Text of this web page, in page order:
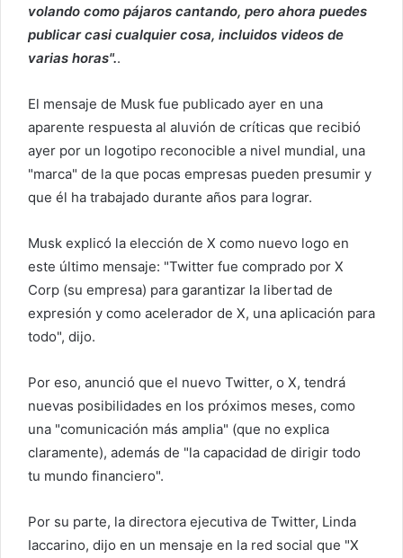
r
ó
c
o
volando como pájaros cantando, pero ahora puedes
publicar casi cualquier cosa, incluidos videos de
varias horas"..
El mensaje de Musk fue publicado ayer en una
aparente respuesta al aluvión de críticas que recibió
ayer por un logotipo reconocible a nivel mundial, una
"marca" de la que pocas empresas pueden presumir y
que él ha trabajado durante años para lograr.
Musk explicó la elección de X como nuevo logo en
este último mensaje: "Twitter fue comprado por X
Corp (su empresa) para garantizar la libertad de
expresión y como acelerador de X, una aplicación para
todo", dijo.
Por eso, anunció que el nuevo Twitter, o X, tendrá
nuevas posibilidades en los próximos meses, como
una "comunicación más amplia" (que no explica
claramente), además de "la capacidad de dirigir todo
tu mundo financiero".
Por su parte, la directora ejecutiva de Twitter, Linda
Iaccarino, dijo en un mensaje en la red social que "X